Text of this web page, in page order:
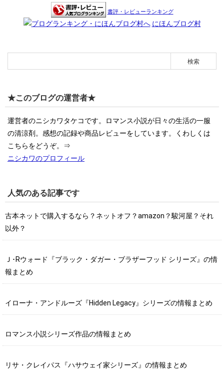
書評・レビューランキング
にほんブログ村
★このブログの運営者★
運営者のニシカワタケコです。ロマンス小説が日々の生活の一服
の清涼剤。感想の記録や商品レビューをしています。くわしくは
こちらをどうぞ。⇒
ニシカワのプロフィール
人気のある記事です
古本ネットで購入するなら？ネットオフ？amazon？駿河屋？それ
以外？
Ｊ･Rウォード『ブラック・ダガー・ブラザーフッド シリーズ』の情
報まとめ
イローナ・アンドルーズ『Hidden Legacy』シリーズの情報まとめ
ロマンス小説シリーズ作品の情報まとめ
リサ・クレイパス『ハサウェイ家シリーズ』の情報まとめ